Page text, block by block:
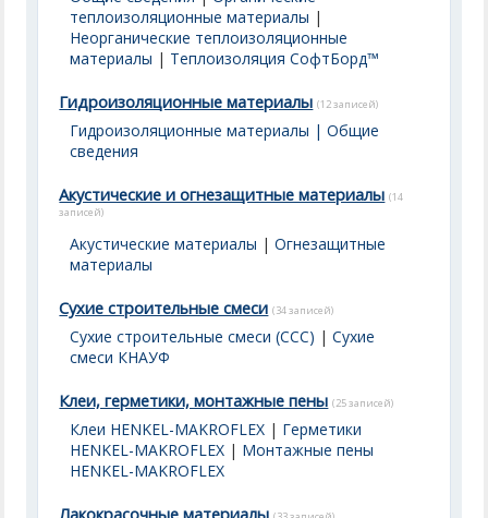
теплоизоляционные материалы |
Неорганические теплоизоляционные
материалы | Теплоизоляция СофтБорд™
Гидроизоляционные материалы (12 записей)
Гидроизоляционные материалы | Общие
сведения
Акустические и огнезащитные материалы (14
записей)
Акустические материалы |Огнезащитные
материалы
Сухие строительные смеси (34 записей)
Сухие строительные смеси (ССС) |Сухие
смеси КНАУФ
Клеи, герметики, монтажные пены (25 записей)
Клеи HENKEL-MAKROFLEX | Герметики
HENKEL-MAKROFLEX | Монтажные пены
HENKEL-MAKROFLEX
Лакокрасочные материалы